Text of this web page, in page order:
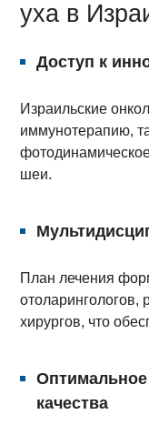
уха в
Доступ к
Израильские
иммунотерапию,
шеи.
План лечения
отоларингологов,
хирургов, что
качества